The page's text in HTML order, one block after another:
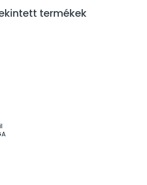
termékek